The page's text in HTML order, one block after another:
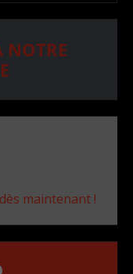
NOTRE
maintenant !